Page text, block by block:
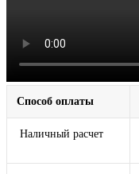
Способ оплаты
Наличный расчет